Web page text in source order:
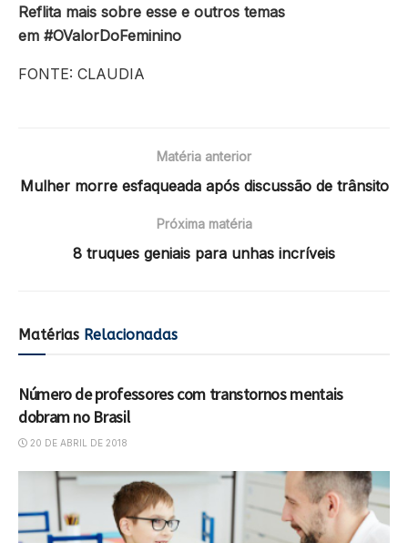
Reflita mais sobre esse e outros temas
em #OValorDoFeminino
FONTE: CLAUDIA
Matéria anterior
Mulher morre esfaqueada após discussão de trânsito
Próxima matéria
8 truques geniais para unhas incríveis
Matérias Relacionadas
EDUCAÇÃO
Número de professores com transtornos mentais
dobram no Brasil
20 DE ABRIL DE 2018